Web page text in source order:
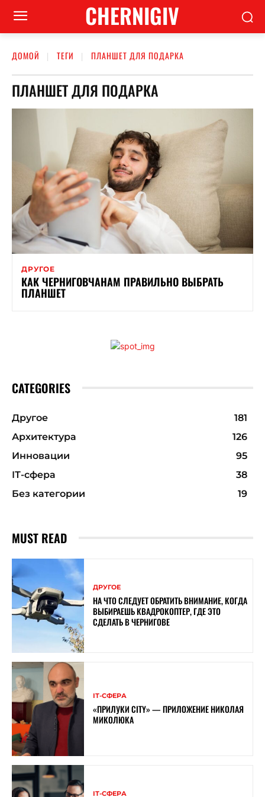
CHERNIGIV
ДОМОЙ ТЕГИ ПЛАНШЕТ ДЛЯ ПОДАРКА
ПЛАНШЕТ ДЛЯ ПОДАРКА
ДРУГОЕ
КАК ЧЕРНИГОВЧАНАМ ПРАВИЛЬНО ВЫБРАТЬ
ПЛАНШЕТ
CATEGORIES
Другое
181
Архитектура
126
Инновации
95
ІТ-сфера
38
Без категории
19
MUST READ
ДРУГОЕ
НА ЧТО СЛЕДУЕТ ОБРАТИТЬ ВНИМАНИЕ, КОГДА
ВЫБИРАЕШЬ КВАДРОКОПТЕР, ГДЕ ЭТО
СДЕЛАТЬ В ЧЕРНИГОВЕ
ІТ-СФЕРА
«ПРИЛУКИ CITY» — ПРИЛОЖЕНИЕ НИКОЛАЯ
МИКОЛЮКА
ІТ-СФЕРА